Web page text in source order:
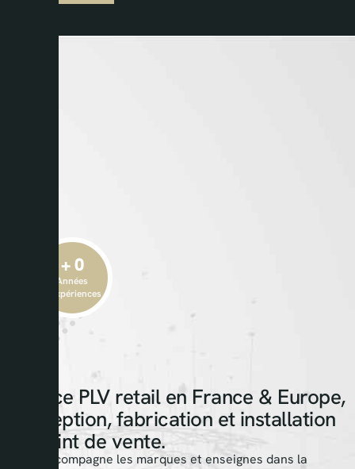
Années
d'expériences
+ 0
Agence PLV retail en France & Europe,
conception, fabrication et installation
en point de vente.
AKPS accompagne les marques et enseignes dans la